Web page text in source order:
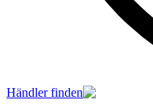
Händler finden